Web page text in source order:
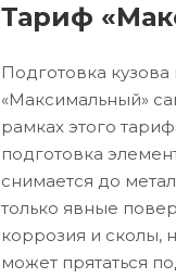
Тариф
Подготовка
«Максимальный»
рамках этого
подготовка
снимается до
только явные
коррозия и сколы,
может прятаться